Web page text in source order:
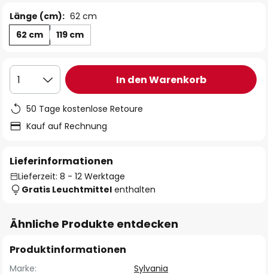
Länge (cm): 62 cm
62 cm
119 cm
1 In den Warenkorb
50 Tage kostenlose Retoure
Kauf auf Rechnung
Lieferinformationen
Lieferzeit: 8 - 12 Werktage
Gratis Leuchtmittel enthalten
Ähnliche Produkte entdecken
Produktinformationen
Marke:
Sylvania